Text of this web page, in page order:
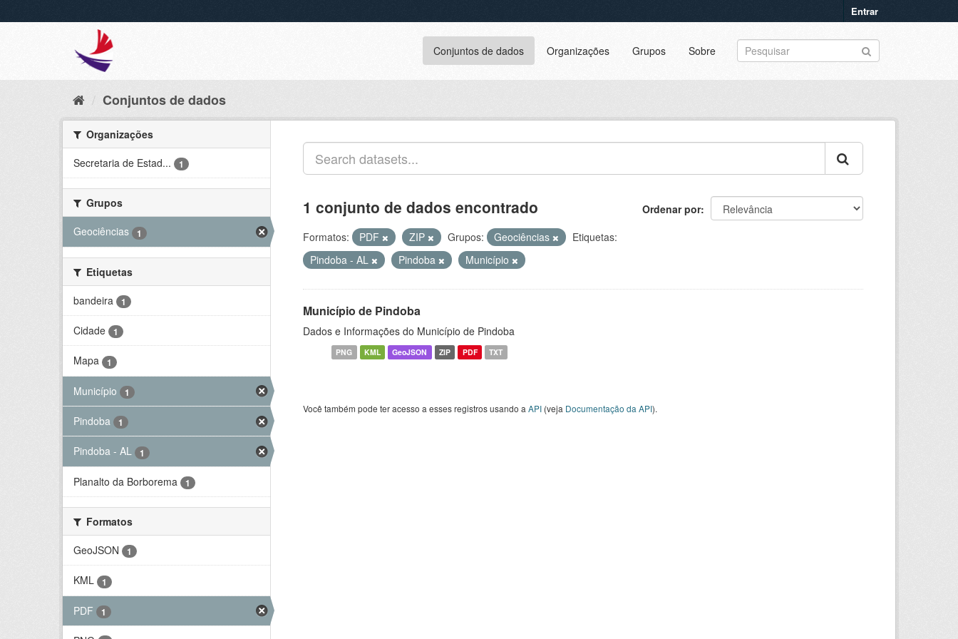
Entrar
Conjuntos de dados Organizações Grupos Sobre
Conjuntos de dados
Organizações
Secretaria de Estad...
1
Grupos
Geociências
1
Etiquetas
bandeira
1
Cidade 1
Mapa 1
Município 1
Pindoba 1
Pindoba - AL 1
Planalto da Borborema 1
Formatos
GeoJSON
1
KML 1
PDF 1
Ordenar por
1 conjunto de dados encontrado
Formatos: PDF ZIP Grupos: Geociências
Etiquetas:
Pindoba - AL
Pindoba Município
Município de Pindoba
Dados e Informações do Município de Pindoba
PNG KML GeoJSON ZIP PDF TXT
Você também pode ter acesso a esses registros usando a API (veja Documentação da API).